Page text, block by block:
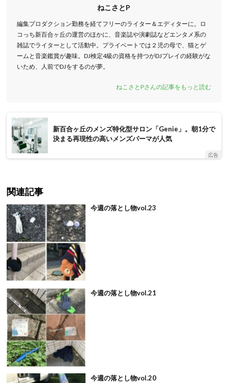
ねこさとP
編集プロダクション勤務を経てフリーのライター＆エディターに。ロ
コっち新百合ヶ丘の運営のほかに、音楽誌や演劇誌などエンタメ系の
雑誌でライターとして活動中。プライベートでは２児の母で、猫とゲ
ームと音楽鑑賞が趣味。DJ検定4級の資格を持つがDJプレイの経験がな
いため、人前でDJをするのが夢。
ねこさとPさんの記事をもっと読む
新百合ヶ丘のメンズ特化型サロン「Genie」。朝1分で
決まる再現性の高いメンズパーマが人気
広告
関連記事
今週の落とし物vol.23
今週の落とし物vol.21
今週の落とし物vol.20